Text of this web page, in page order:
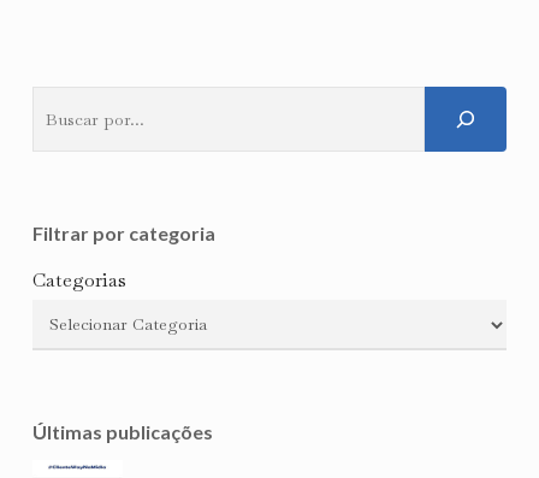
Filtrar por categoria
Categorias
Últimas publicações